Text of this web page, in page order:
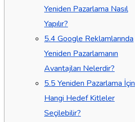
Yeniden Pazarlama Nasıl
Yapılır?
5.4 Google Reklamlarında
Yeniden Pazarlamanın
Avantajları Nelerdir?
5.5 Yeniden Pazarlama İçin
Hangi Hedef Kitleler
Seçilebilir?